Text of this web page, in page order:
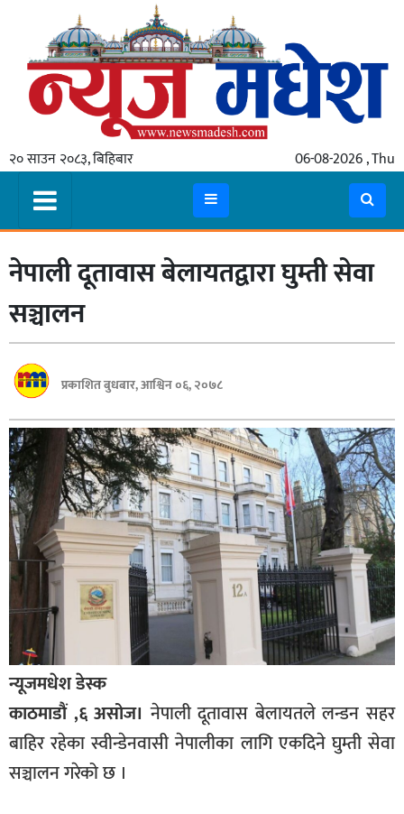
२० साउन २०८३, बिहिबार 06-08-2026 , Thu
गृहपृष्ठ
स्थानीय
प्रदेश
मधेश
प्रदेश
लुम्बिनी
गण्डकी
बागमती
कर्णाली
सुदूरपश्चिम
मधेश
विशेष
राजनीति
प्रमुख
समाचार
राष्ट्रिय
अन्तराष्ट्रिय
अन्तरबार्ता
नेपाली दूतावास बेलायतद्वारा घुम्ती सेवा
सञ्चालन
प्रकाशित बुधबार, आश्विन ०६, २०७८
न्यूजमधेश डेस्क
काठमाडौं ,६ असोज। नेपाली दूतावास बेलायतले लन्डन सहर
बाहिर रहेका स्वीन्डेनवासी नेपालीका लागि एकदिने घुम्ती सेवा
सञ्चालन गरेको छ ।